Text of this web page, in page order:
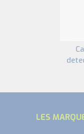
capteur à ultrasons
LES